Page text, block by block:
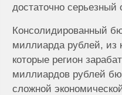
достаточно
Консолидированный
миллиарда рублей, из
которые регион
миллиардов рублей
сложной